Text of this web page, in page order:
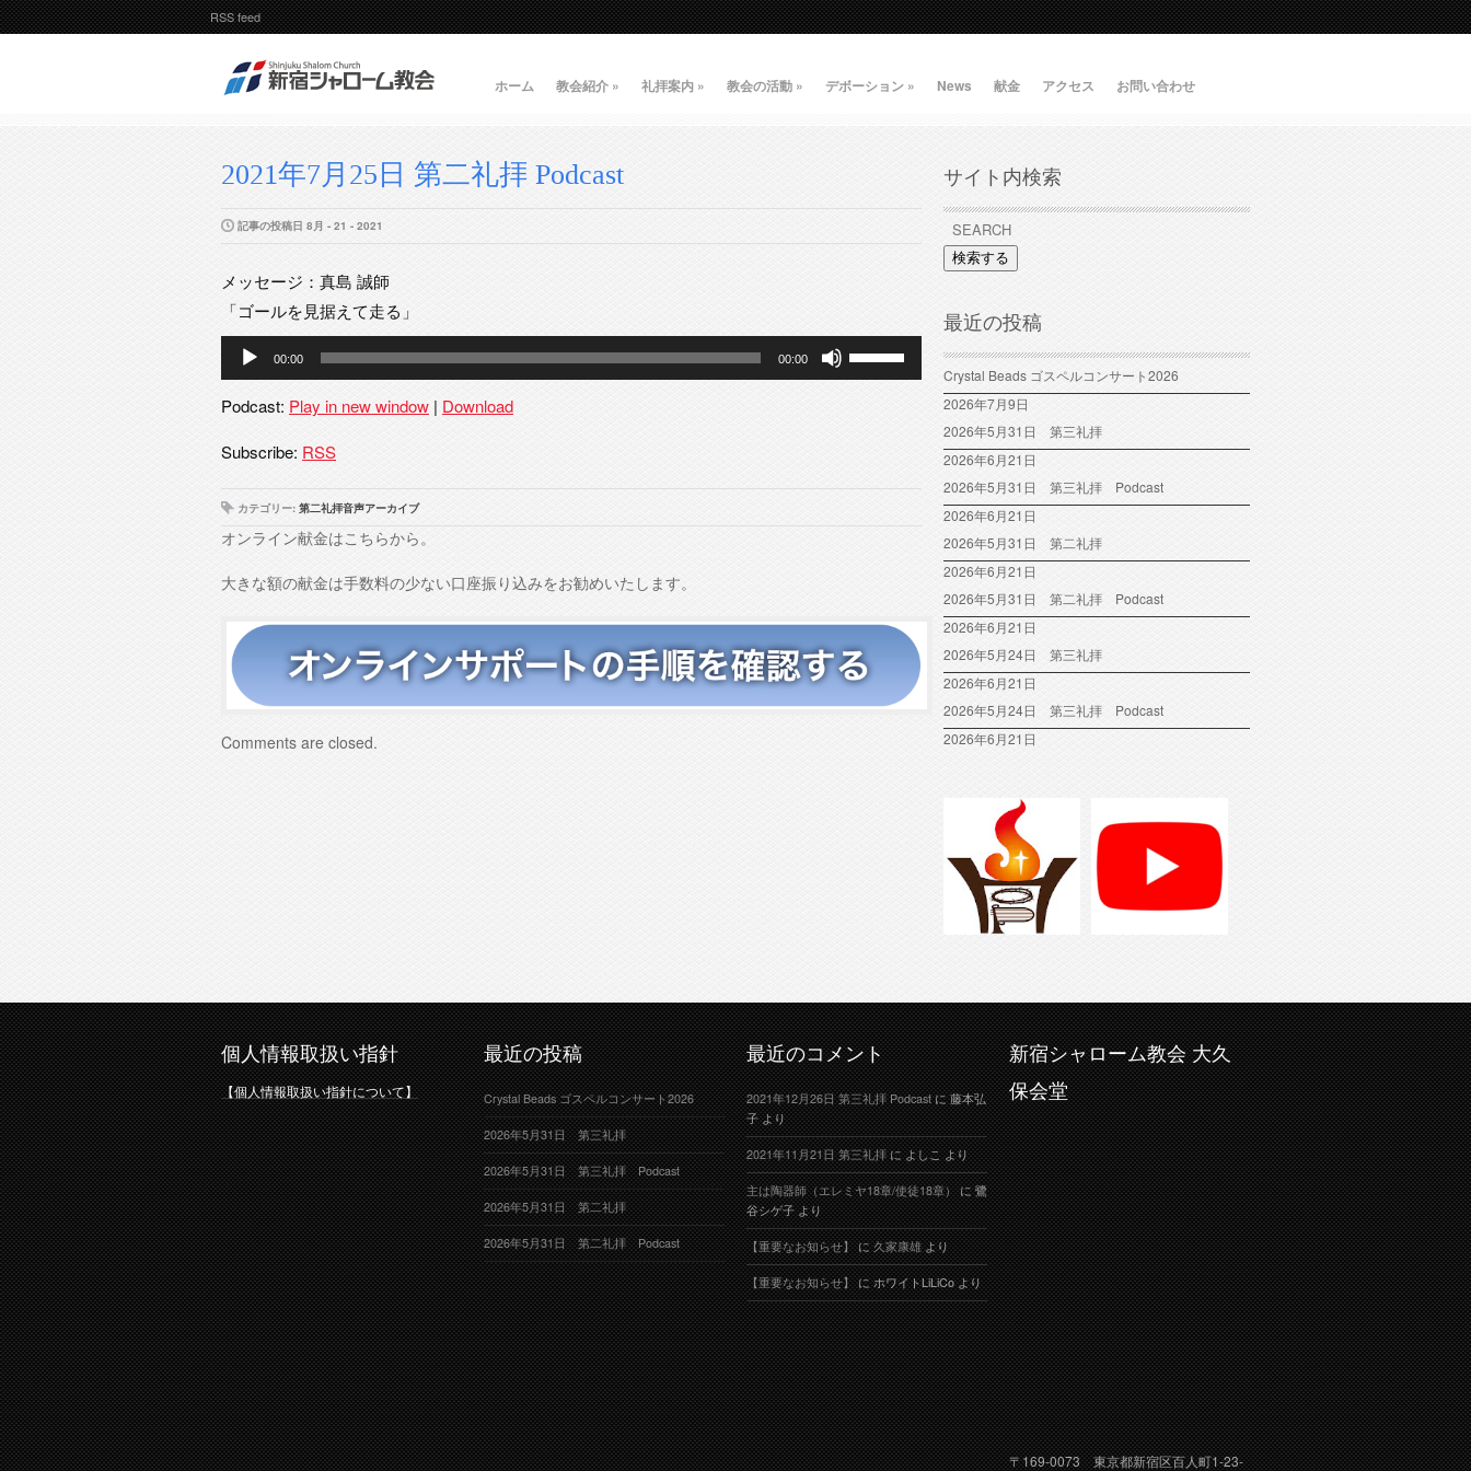
RSS feed
ホーム 教会紹介 » 礼拝案内 » 教会の活動 » デボーション » News 献金 アクセス お問い合わせ
2021年7月25日 第二礼拝 Podcast
記事の投稿日 8月 - 21 - 2021
メッセージ：真島 誠師
「ゴールを見据えて走る」
レ
ー
ー
00:00 00:00
節
キ
ー
を
Podcast: Play in new window | Download
Subscribe: RSS
カテゴリー: 第二礼拝音声アーカイブ
オンライン献金はこちらから。
大きな額の献金は手数料の少ない口座振り込みをお勧めいたします。
Comments are closed.
サイト内検索
検索する
最近の投稿
Crystal Beads ゴスペルコンサート2026
2026年7月9日
2026年5月31日 第三礼拝
2026年6月21日
2026年5月31日 第三礼拝 Podcast
2026年6月21日
2026年5月31日 第二礼拝
2026年6月21日
2026年5月31日 第二礼拝 Podcast
2026年6月21日
2026年5月24日 第三礼拝
2026年6月21日
2026年5月24日 第三礼拝 Podcast
2026年6月21日
個人情報取扱い指針
【個人情報取扱い指針について】
最近の投稿
Crystal Beads ゴスペルコンサート2026
2026年5月31日 第三礼拝
2026年5月31日 第三礼拝 Podcast
2026年5月31日 第二礼拝
2026年5月31日 第二礼拝 Podcast
最近のコメント
2021年12月26日 第三礼拝 Podcastに藤本弘
子より
2021年11月21日 第三礼拝によしこより
主は陶器師（エレミヤ18章/使徒18章）に鷺
谷シゲ子より
【重要なお知らせ】に久家康雄より
【重要なお知らせ】にホワイトLiLiCoより
新宿シャローム教会 大久
保会堂
〒169-0073 東京都新宿区百人町1-23-